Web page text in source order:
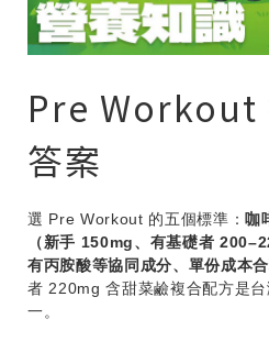
Pre Workout
答案
選 Pre Workout 的五個標準： 咖
（新手 150mg、有基礎者
有丙胺酸等協同成分、單份成本
者 220mg 含甜菜鹼複合配方是
一。